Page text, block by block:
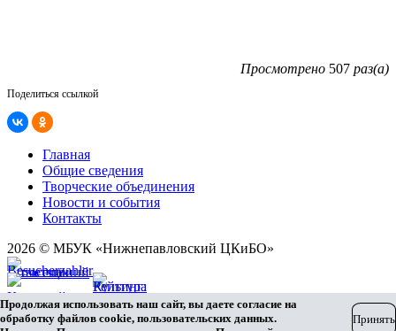
Просмотрено 507 раз(а)
Поделиться ссылкой
Главная
Общие сведения
Творческие объединения
Новости и события
Контакты
2026 © МБУК «Нижнепавловский ЦКиБО»
Карта сайта
Разработка сайта
Продолжая использовать наш сайт, вы даете согласие на
обработку файлов cookie, пользовательских данных.
Принять